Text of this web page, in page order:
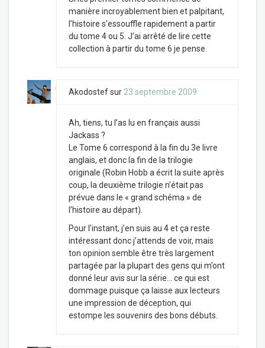
manière incroyablement bien et palpitant,
l’histoire s’essouffle rapidement a partir
du tome 4 ou 5. J’ai arrêté de lire cette
collection à partir du tome 6 je pense.
Akodostefsur 23 septembre 2009
Ah, tiens, tu l’as lu en français aussi
Jackass ?
Le Tome 6 correspond à la fin du 3e livre
anglais, et donc la fin de la trilogie
originale (Robin Hobb a écrit la suite après
coup, la deuxième trilogie n’était pas
prévue dans le « grand schéma » de
l’histoire au départ).
Pour l’instant, j’en suis au 4 et ça reste
intéressant donc j’attends de voir, mais
ton opinion semble être très largement
partagée par la plupart des gens qui m’ont
donné leur avis sur la série… ce qui est
dommage puisque ça laisse aux lecteurs
une impression de déception, qui
estompe les souvenirs des bons débuts.